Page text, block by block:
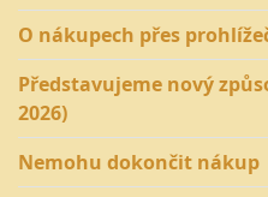
O nákupech přes
Představujeme nový
2026)
Nemohu dokončit nákup